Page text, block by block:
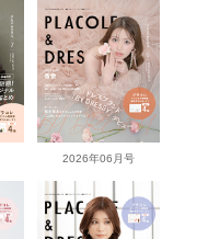
2026年06月号